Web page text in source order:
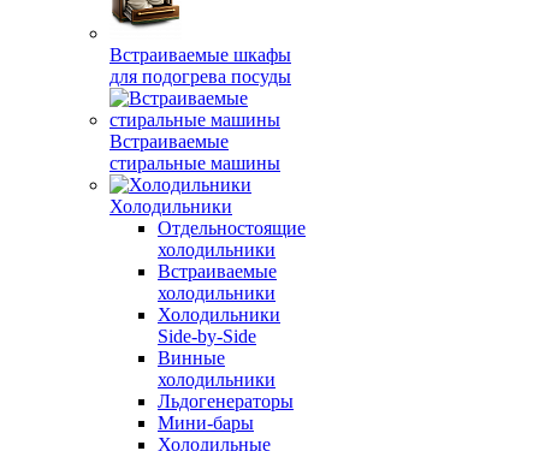
Встраиваемые шкафы
для подогрева посуды
Встраиваемые
стиральные машины
Холодильники
Отдельностоящие
холодильники
Встраиваемые
холодильники
Холодильники
Side-by-Side
Винные
холодильники
Льдогенераторы
Мини-бары
Холодильные